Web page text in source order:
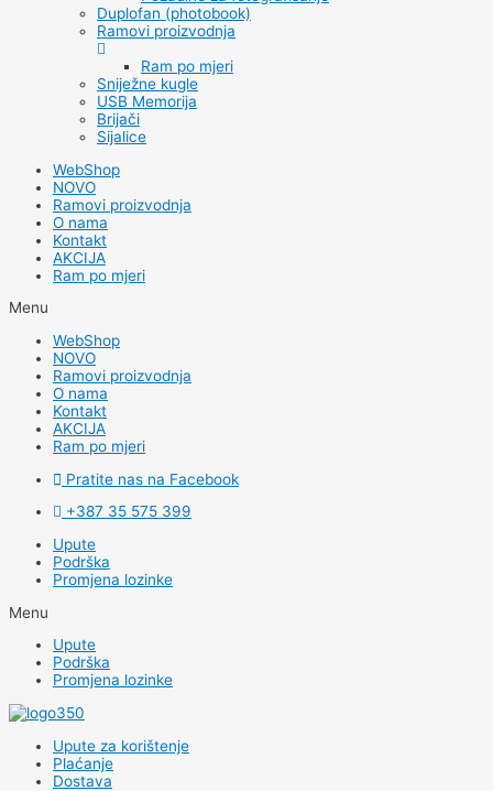
Duplofan (photobook)
Ramovi proizvodnja
Ram po mjeri
Sniježne kugle
USB Memorija
Brijači
Sijalice
WebShop
NOVO
Ramovi proizvodnja
O nama
Kontakt
AKCIJA
Ram po mjeri
Menu
WebShop
NOVO
Ramovi proizvodnja
O nama
Kontakt
AKCIJA
Ram po mjeri
Pratite nas na Facebook
+387 35 575 399
Upute
Podrška
Promjena lozinke
Menu
Upute
Podrška
Promjena lozinke
Upute za korištenje
Plaćanje
Dostava